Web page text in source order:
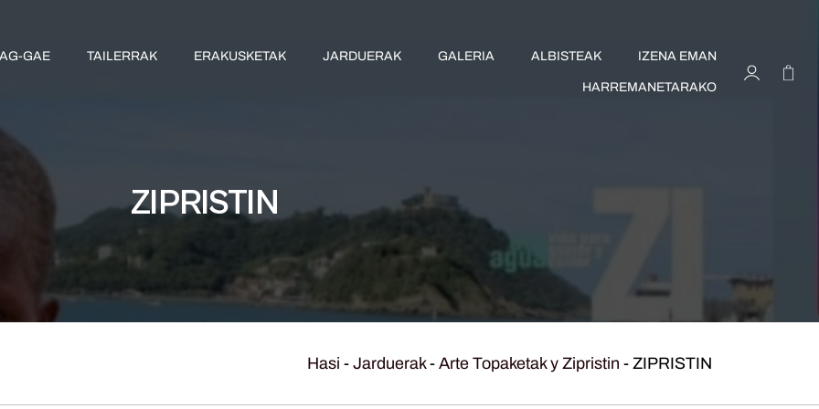
GAE TAILERRAK ERAKUSKETAK JARDUERAK GALERIA ALBISTEAK IZENA EMAN
HARREMANETARAKO
ZIPRISTIN
Hasi - Jarduerak- Arte Topaketak y Zipristin - ZIPRISTIN